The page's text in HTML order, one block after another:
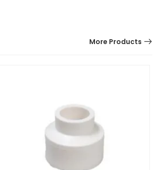
More Products